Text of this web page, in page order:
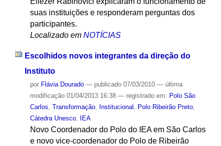
suas instituições e responderam perguntas dos
participantes.
Localizado em NOTÍCIAS
Escolhidos novos integrantes da direção do
Instituto
por Flávia Dourado — publicado07/03/2010 — última
modificação01/04/2013 16:38 — registrado em: Polo São
Carlos, Transformação, Institucional , Polo Ribeirão Preto,
Cátedra Unesco, IEA
Novo Coordenador do Polo do IEA em São Carlos
e novo vice-coordenador do Polo de Ribeirão